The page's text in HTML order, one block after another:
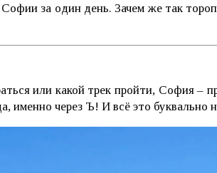
за один день. Зачем же так
или какой трек пройти, София
именно через Ъ! И всё это